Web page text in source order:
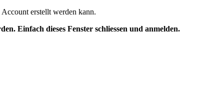
erstellt werden kann.
Einfach dieses Fenster schliessen und anmelden.